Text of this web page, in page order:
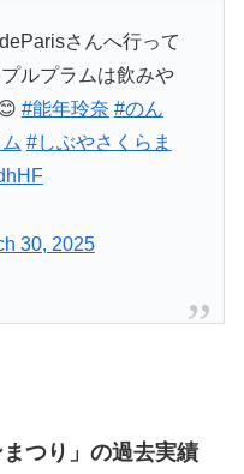
さんへ行って
ルプラムは飲みや
#能年玲奈 #のん
#しぶやさくらま
30, 2025
つり」の過去実績